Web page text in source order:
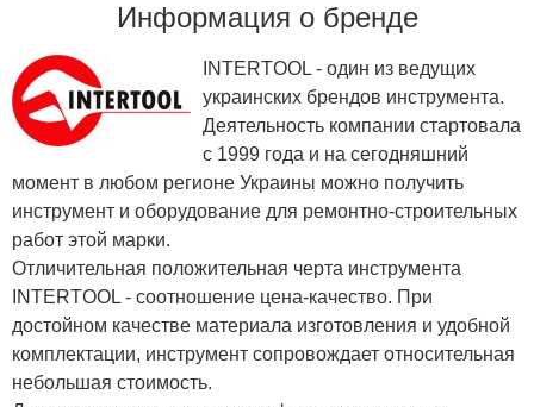
Информация о бренде
INTERTOOL - один из ведущих
украинских брендов инструмента.
Деятельность компании стартовала
с 1999 года и на сегодняшний
момент в любом регионе Украины можно получить
инструмент и оборудование для ремонтно-строительных
работ этой марки.
Отличительная положительная черта инструмента
INTERTOOL - соотношение цена-качество. При
достойном качестве материала изготовления и удобной
комплектации, инструмент сопровождает относительная
небольшая стоимость.